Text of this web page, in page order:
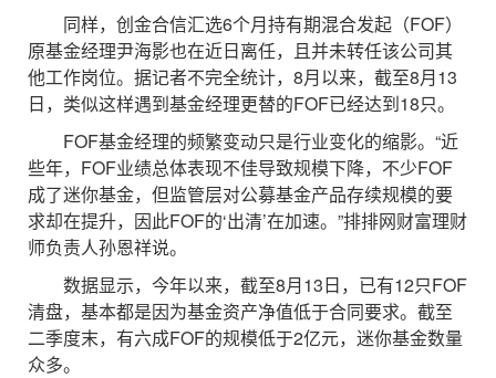
同样，创金合信汇选6个月持有期混合发起（FOF）
原基金经理尹海影也在近日离任，且并未转任该公司其
他工作岗位。据记者不完全统计，8月以来，截至8月13
日，类似这样遇到基金经理更替的FOF已经达到18只。
FOF基金经理的频繁变动只是行业变化的缩影。“近
些年，FOF业绩总体表现不佳导致规模下降，不少FOF
成了迷你基金，但监管层对公募基金产品存续规模的要
求却在提升，因此FOF的‘出清’在加速。”排排网财富理财
师负责人孙恩祥说。
数据显示，今年以来，截至8月13日，已有12只FOF
清盘，基本都是因为基金资产净值低于合同要求。截至
二季度末，有六成FOF的规模低于2亿元，迷你基金数量
众多。